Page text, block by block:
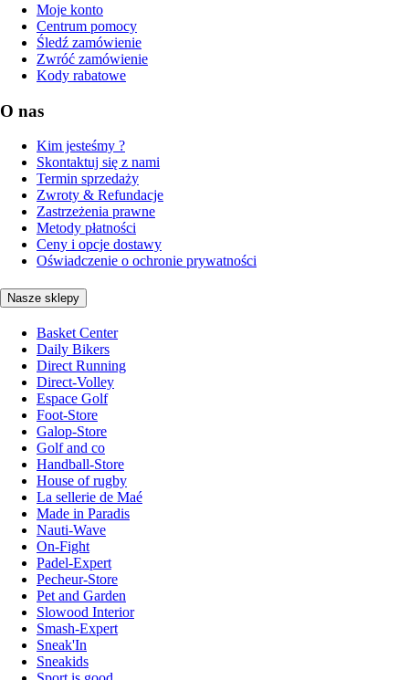
Moje konto
Centrum pomocy
Śledź zamówienie
Zwróć zamówienie
Kody rabatowe
O nas
Kim jesteśmy ?
Skontaktuj się z nami
Termin sprzedaży
Zwroty & Refundacje
Zastrzeżenia prawne
Metody płatności
Ceny i opcje dostawy
Oświadczenie o ochronie prywatności
Nasze sklepy
Basket Center
Daily Bikers
Direct Running
Direct-Volley
Espace Golf
Foot-Store
Galop-Store
Golf and co
Handball-Store
House of rugby
La sellerie de Maé
Made in Paradis
Nauti-Wave
On-Fight
Padel-Expert
Pecheur-Store
Pet and Garden
Slowood Interior
Smash-Expert
Sneak'In
Sneakids